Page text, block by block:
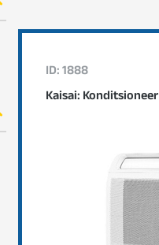
ID: 1888
Kaisai: Konditsioneer